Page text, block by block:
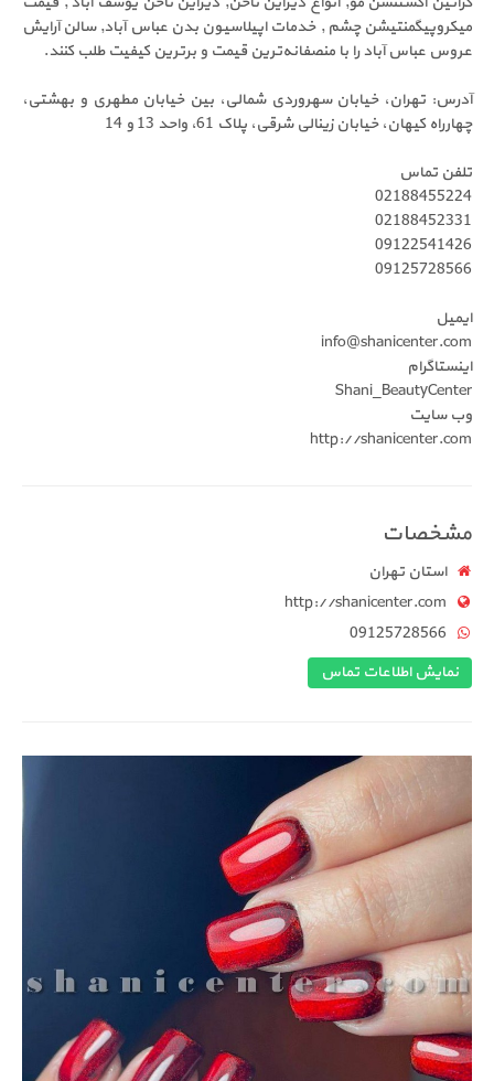
میکروپیگمنتیشن چشم , خدمات اپیلاسیون بدن عباس آباد, سالن آرایش
عروس عباس آباد را با منصفانه‌ترین قیمت و برترین کیفیت طلب کنند.
آدرس: تهران، خیابان سهروردی شمالی، بین خیابان مطهری و بهشتی،
چهارراه کیهان، خیابان زینالی شرقی، پلاک 61، واحد 13 و 14
تلفن تماس
02188455224
02188452331
09122541426
09125728566
ایمیل
info@shanicenter.com
اینستاگرام
Shani_BeautyCenter
وب سایت
http://shanicenter.com
مشخصات
استان تهران
http://shanicenter.com
09125728566
نمایش اطلاعات تماس